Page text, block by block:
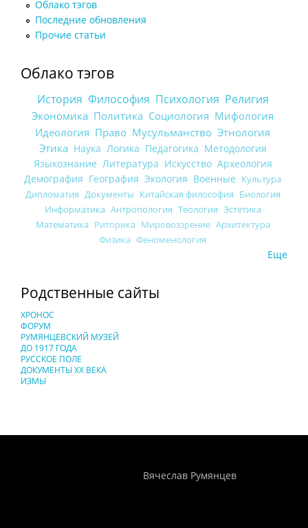
Облако тэгов
Последние обновления
Прочие статьи
Облако тэгов
История Философия Психология Религия
Экономика Политика Социология Мифология
Идеология Право Мусульманство Этнология
Этика Наука Логика Педагогика Методология
Языкознание Литература Искусство Археология
Демография География Экология Военные Культура
Дипломатия Документы Китайская философия Биология
Информатика Антропология Теология Эстетика
Математика Риторика Мировоззрение Архитектура
Физика Феноменология
Еще
Родственные сайты
ХРОНОС
ФОРУМ
РУМЯНЦЕВСКИЙ МУЗЕЙ
ДО 1917 ГОДА
РУССКОЕ ПОЛЕ
ДОКУМЕНТЫ XX ВЕКА
ИЗМЫ
Вячеслав Румянцев